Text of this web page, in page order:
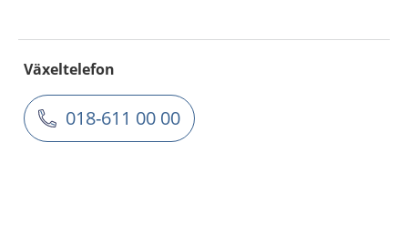
Växeltelefon
018-611 00 00